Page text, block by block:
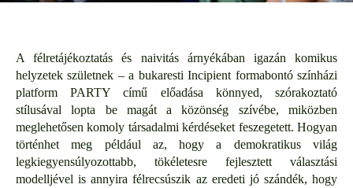
A félretájékoztatás és naivitás árnyékában igazán komikus
helyzetek születnek – a bukaresti Incipient formabontó színházi
platform PARTY című előadása könnyed, szórakoztató
stílusával lopta be magát a közönség szívébe, miközben
meglehetősen komoly társadalmi kérdéseket feszegetett. Hogyan
történhet meg például az, hogy a demokratikus világ
legkiegyensúlyozottabb, tökéletesre fejlesztett választási
modelljével is annyira félrecsúszik az eredeti jó szándék, hogy